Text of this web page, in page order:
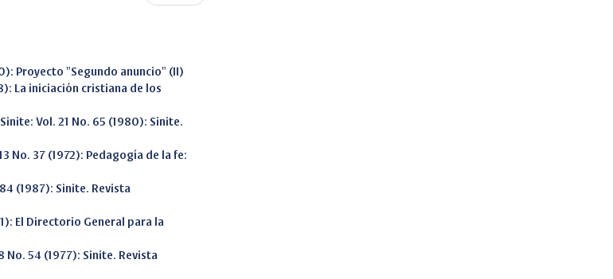
Proyecto "Segundo anuncio" (II)
La iniciación cristiana de los
Sinite: Vol. 21 No. 65 (1980): Sinite.
No. 37 (1972): Pedagogía de la fe:
(1987): Sinite. Revista
El Directorio General para la
No. 54 (1977): Sinite. Revista